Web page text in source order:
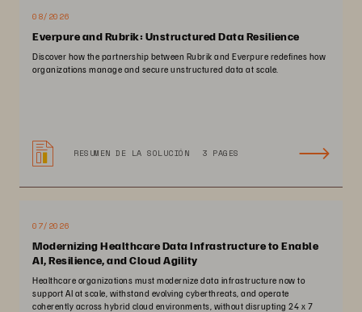
08/2026
Everpure and Rubrik: Unstructured Data Resilience
Discover how the partnership between Rubrik and Everpure redefines how
organizations manage and secure unstructured data at scale.
RESUMEN DE LA SOLUCIÓN 3 PAGES
07/2026
Modernizing Healthcare Data Infrastructure to Enable
AI, Resilience, and Cloud Agility
Healthcare organizations must modernize data infrastructure now to
support AI at scale, withstand evolving cyberthreats, and operate
coherently across hybrid cloud environments, without disrupting 24 x 7